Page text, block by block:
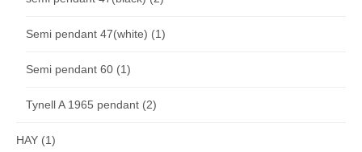
Semi pendant 47(white) (1)
Semi pendant 60 (1)
Tynell A 1965 pendant (2)
HAY (1)